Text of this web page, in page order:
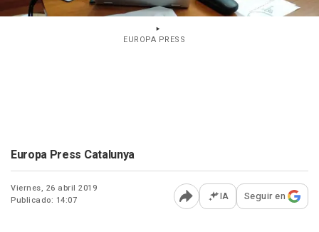
EUROPA PRESS
Europa Press Catalunya
Viernes, 26 abril 2019
Publicado: 14:07
Abrir opciones para
IA Seguir en